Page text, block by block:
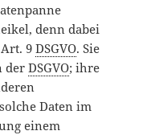
denn dabei
Art. 9DSGVO. Sie
derDSGVO; ihre
Daten im
einem